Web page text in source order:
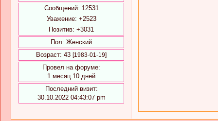
Сообщений: 12531
Уважение: +2523
Позитив: +3031
Пол: Женский
Возраст: 43 [1983-01-19]
Провел на форуме:
1 месяц 10 дней
Последний визит:
30.10.2022 04:43:07 pm